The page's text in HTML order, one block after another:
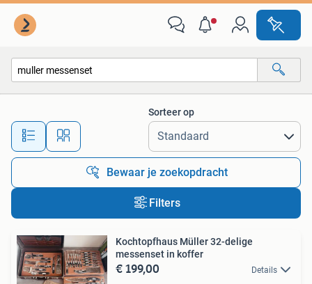
Alle afstanden…
Sorteer op
Bewaar je zoekopdracht
Filters
Kochtopfhaus Müller 32-delige
messenset in koffer
€ 199,00 Details